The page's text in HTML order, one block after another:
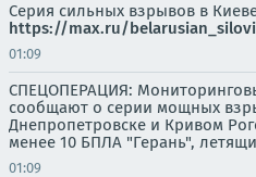
Серия сильных взрывов в
https://max.ru/
01:09
СПЕЦОПЕРАЦИЯ:
сообщают о серии мощных
Днепропетровске и Кривом
менее 10 БПЛА "Герань",
01:09